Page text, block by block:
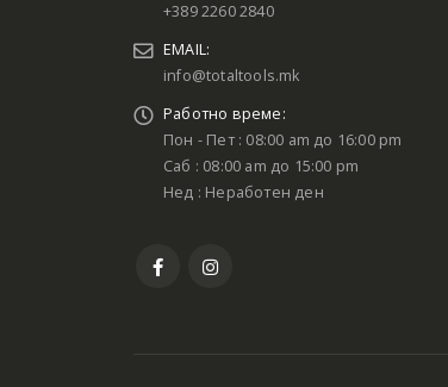
+389 2260 2840
EMAIL:
info@totaltools.mk
Работно време:
Пон - Пет : 08:00 am до 16:00 pm
Саб : 08:00 am до 15:00 pm
Нед : Неработен ден